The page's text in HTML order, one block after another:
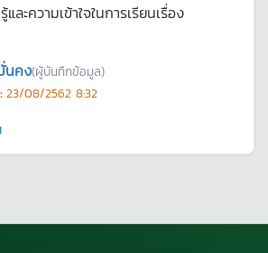
ละความเข้าใจในการเรียนเรื่อง
นคง(ผู้บันทึกข้อมูล)
23/08/2562 8:32